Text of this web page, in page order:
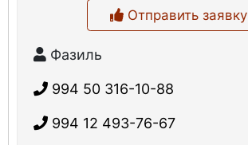
Отправить заявку
Фазиль
994 50 316-10-88
994 12 493-76-67